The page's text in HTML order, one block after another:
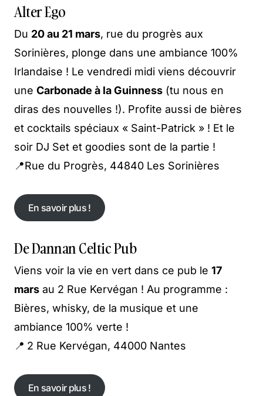
Alter Ego
Du 20 au 21 mars, rue du progrès aux
Sorinières, plonge dans une ambiance 100%
Irlandaise ! Le vendredi midi viens découvrir
une Carbonade à la Guinness (tu nous en
diras des nouvelles !). Profite aussi de bières
et cocktails spéciaux « Saint-Patrick » ! Et le
soir DJ Set et goodies sont de la partie !
📍Rue du Progrès, 44840 Les Sorinières
En savoir plus !
En savoir plus !
De Dannan Celtic Pub
Viens voir la vie en vert dans ce pub le 17
mars au 2 Rue Kervégan ! Au programme :
Bières, whisky, de la musique et une
ambiance 100% verte !
📍 2 Rue Kervégan, 44000 Nantes
En savoir plus !